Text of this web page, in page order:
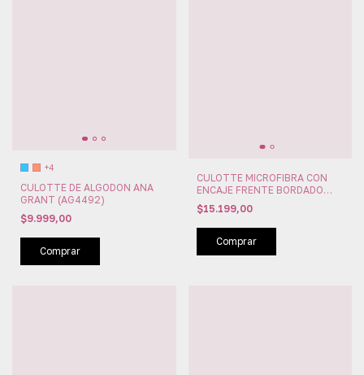
+4
CULOTTE DE ALGODON ANA
GRANT (AG4492)
$9.999,00
Comprar
CULOTTE MICROFIBRA CON
ENCAJE FRENTE BORDADO
ANA GRANT (AG4482)
$15.199,00
Comprar